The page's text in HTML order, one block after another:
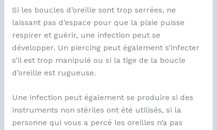
Si les boucles d’oreille sont trop serrées, ne
laissant pas d’espace pour que la plaie puisse
respirer et guérir, une infection peut se
développer. Un piercing peut également s’infecter
s’il est trop manipulé ou si la tige de la boucle
d’oreille est rugueuse.
Une infection peut également se produire si des
instruments non stériles ont été utilisés, si la
personne qui vous a percé les oreilles n’a pas